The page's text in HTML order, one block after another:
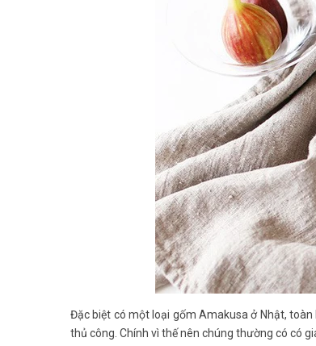
Đặc biệt có một loại gốm Amakusa ở Nhật,
thủ công. Chính vì thế nên chúng thường có có